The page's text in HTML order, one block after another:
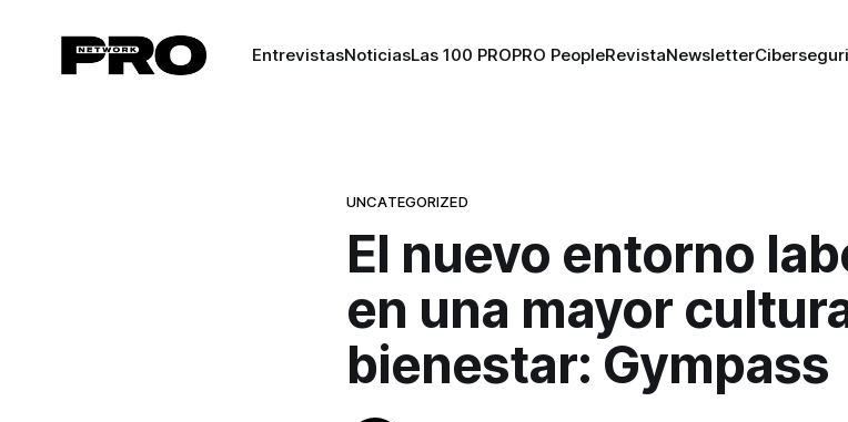
EntrevistasNoticiasLas 100 PROPRO PeopleRevistaNewsletter
UNCATEGORIZED
El nuevo entorno
en una mayor
bienestar: Gympass